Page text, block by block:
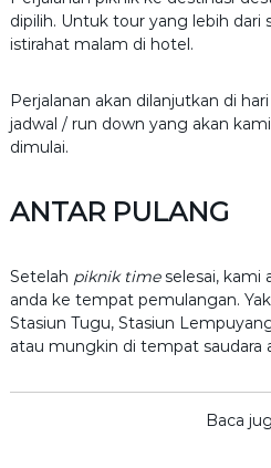
dipilih. Untuk tour yang lebih dari
istirahat malam di hotel.
Perjalanan akan dilanjutkan di
jadwal / run down yang akan
dimulai.
ANTAR PULANG
Setelah piknik timeselesai, kami
anda ke tempat pemulangan.
Stasiun Tugu, Stasiun
atau mungkin di tempat saudara
Baca